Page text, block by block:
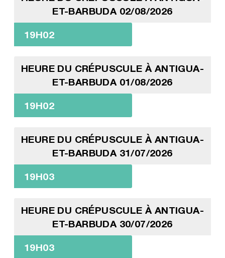
ET-BARBUDA 02/08/2026
19H02
HEURE DU CRÉPUSCULE À ANTIGUA-
ET-BARBUDA 01/08/2026
19H02
HEURE DU CRÉPUSCULE À ANTIGUA-
ET-BARBUDA 31/07/2026
19H03
HEURE DU CRÉPUSCULE À ANTIGUA-
ET-BARBUDA 30/07/2026
19H03